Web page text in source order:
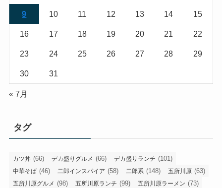
9 10 11 12 13 14 15
16 17 18 19 20 21 22
23 24 25 26 27 28 29
30 31
« 7月
タグ
カツ丼 (66) デカ盛りグルメ (66) デカ盛りランチ (101)
中華そば (46) 二郎インスパイア (58) 二郎系 (148) 五所川原 (63)
五所川原グルメ (98) 五所川原ランチ (99) 五所川原ラーメン (73)